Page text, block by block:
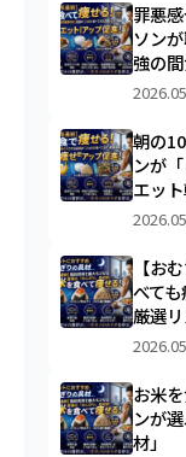
罪悪
ソン
強の
朝の
ンが
エッ
【お
べて
厳選
お米
ンが
材」